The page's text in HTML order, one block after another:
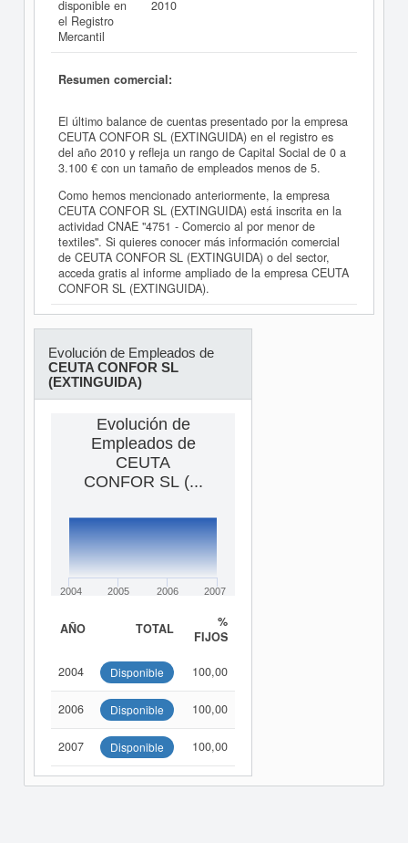
disponible en
el Registro
Mercantil
2010
Resumen comercial:
El último balance de cuentas presentado por la empresa
CEUTA CONFOR SL (EXTINGUIDA) en el registro es
del año 2010 y refleja un rango de Capital Social de 0 a
3.100 € con un tamaño de empleados menos de 5.
Como hemos mencionado anteriormente, la empresa
CEUTA CONFOR SL (EXTINGUIDA) está inscrita en la
actividad CNAE "4751 - Comercio al por menor de
textiles". Si quieres conocer más información comercial
de CEUTA CONFOR SL (EXTINGUIDA) o del sector,
acceda gratis al informe ampliado de la empresa CEUTA
CONFOR SL (EXTINGUIDA).
Evolución de Empleados de
CEUTA CONFOR SL
(EXTINGUIDA)
Evolución de
Empleados de
CEUTA
CONFOR SL (...
2004 2005 2006 2007
AÑO TOTAL
%
FIJOS
2004 Disponible 100,00
2006 Disponible 100,00
2007 Disponible 100,00